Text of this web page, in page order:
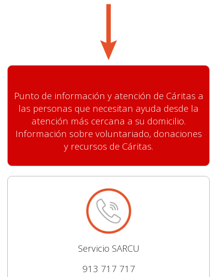
Punto de información y atención de Cáritas a
las personas que necesitan ayuda desde la
atención más cercana a su domicilio.
Información sobre voluntariado, donaciones
y recursos de Cáritas.
Servicio SARCU
913 717 717